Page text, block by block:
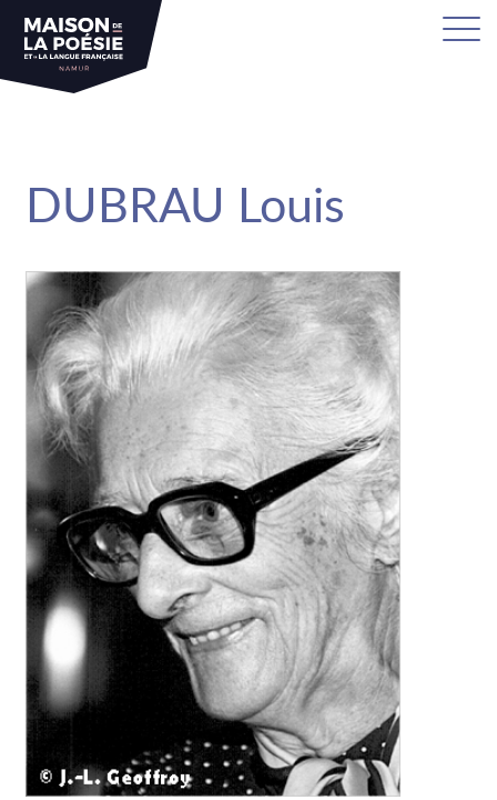
DUBRAU Louis